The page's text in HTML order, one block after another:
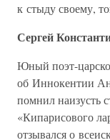
к стыду своему,
Сергей
Юный поэт-
об Иннокентии
помнил наизусть
«Кипарисового
отзывался о